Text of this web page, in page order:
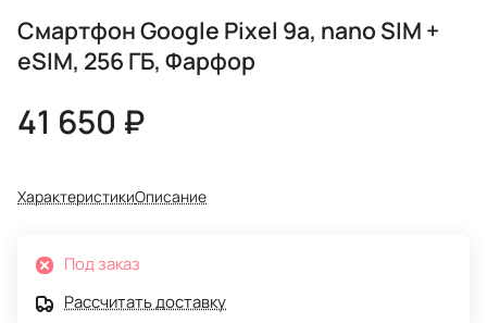
Смартфон Google Pixel 9a, nano SIM +
eSIM, 256 ГБ, Фарфор
41 650 ₽
ХарактеристикиОписание
Под заказ
Рассчитать доставку